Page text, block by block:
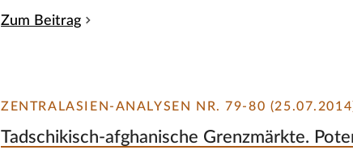
Zum Beitrag
ZENTRALASIEN-ANALYSEN NR. 79-80
Tadschikisch-afghanische Grenzmärkte.